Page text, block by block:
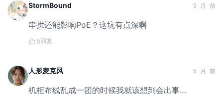
StormBound 5 月 前
串扰还能影响PoE？这坑有点深啊
0回复
人形麦克风 5 月 前
机柜布线乱成一团的时候我就该想到会出事…